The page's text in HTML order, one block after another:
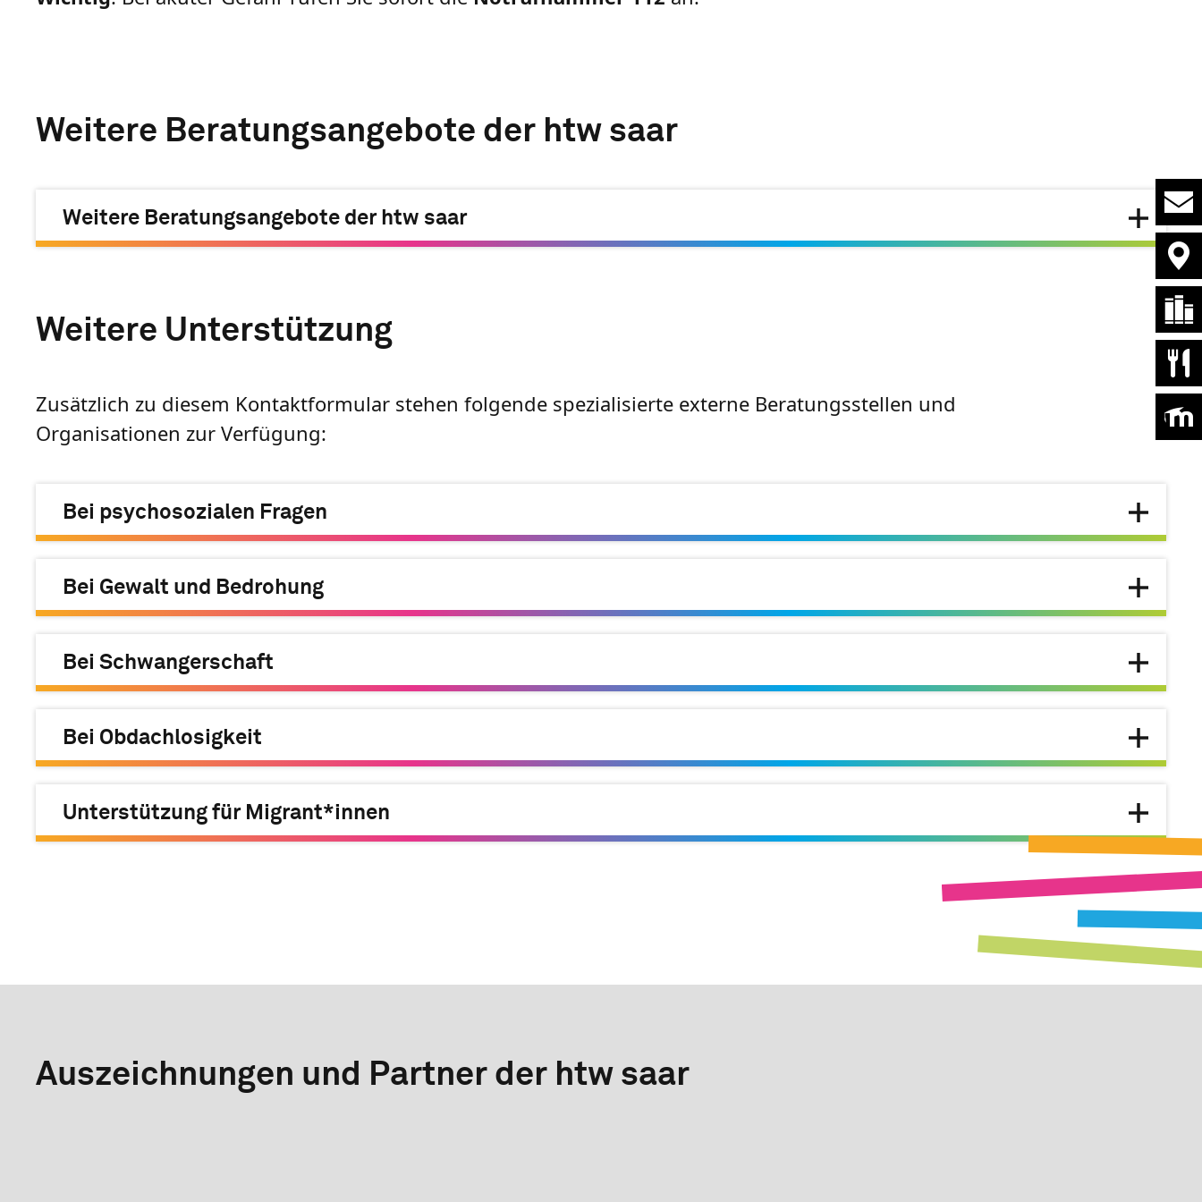
Weitere Beratungsangebote der htw saar
Weitere Beratungsangebote der htw saar
Weitere Unterstützung
Zusätzlich zu diesem Kontaktformular stehen folgende spezialisierte externe Beratungsstellen und
Organisationen zur Verfügung:
Bei psychosozialen Fragen
Bei Gewalt und Bedrohung
Bei Schwangerschaft
Bei Obdachlosigkeit
Unterstützung für Migrant*innen
Auszeichnungen und Partner der htw saar